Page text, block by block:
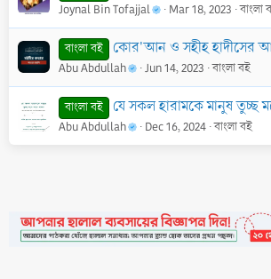
Joynal Bin Tofajjal Mar 18, 2023 বাংলা
বাংলা বই কোর'আন ও সহীহ হাদীসের আলোকে হারাম ও
Abu Abdullah Jun 14, 2023 বাংলা বই
বাংলা বই যে সকল হারামকে মানুষ তুচ্ছ
Abu Abdullah Dec 16, 2024 বাংলা বই